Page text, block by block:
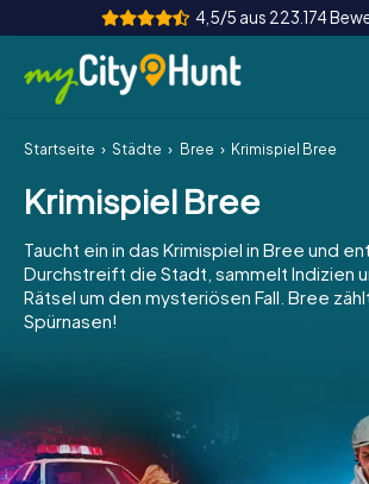
4,5/5 aus 223.174
So funktioniert's
Städte
Touren
Teamevent
INT AT
ES
Startseite Städte Bree Krimispiel Bree
Krimispiel Bree
Taucht ein in das Krimispiel in Bree und
Durchstreift die Stadt, sammelt Indizien
Rätsel um den mysteriösen Fall. Bree
Spürnasen!